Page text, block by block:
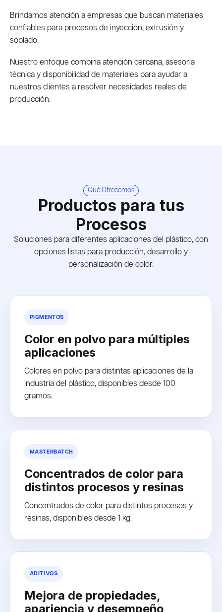
Brindamos atención a empresas que buscan materiales
confiables para procesos de inyección, extrusión y
soplado.
Nuestro enfoque combina atención cercana, asesoría
técnica y disponibilidad de materiales para ayudar a
nuestros clientes a resolver necesidades reales de
producción.
Qué Ofrecemos
Productos para tus
Procesos
Soluciones para diferentes aplicaciones del plástico, con
opciones listas para producción, desarrollo y
personalización de color.
PIGMENTOS
Color en polvo para múltiples
aplicaciones
Colores en polvo para distintas aplicaciones de la
industria del plástico, disponibles desde 100
gramos.
MASTERBATCH
Concentrados de color para
distintos procesos y resinas
Concentrados de color para distintos procesos y
resinas, disponibles desde 1 kg.
ADITIVOS
Mejora de propiedades,
apariencia y desempeño